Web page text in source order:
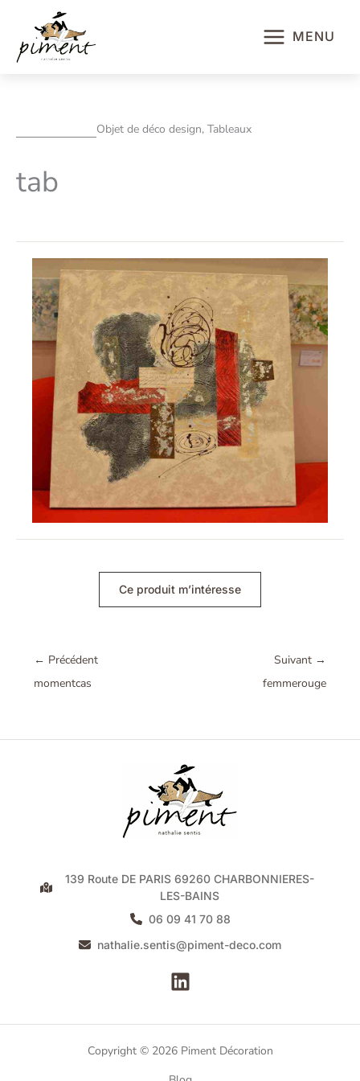
contenu
MENU
Objet de déco design, Tableaux
tab
Ce produit m’intéresse
← Précédent
momentcas
Suivant →
femmerouge
139 Route DE PARIS 69260 CHARBONNIERES-
LES-BAINS
06 09 41 70 88
nathalie.sentis@piment-deco.com
Copyright © 2026 Piment Décoration